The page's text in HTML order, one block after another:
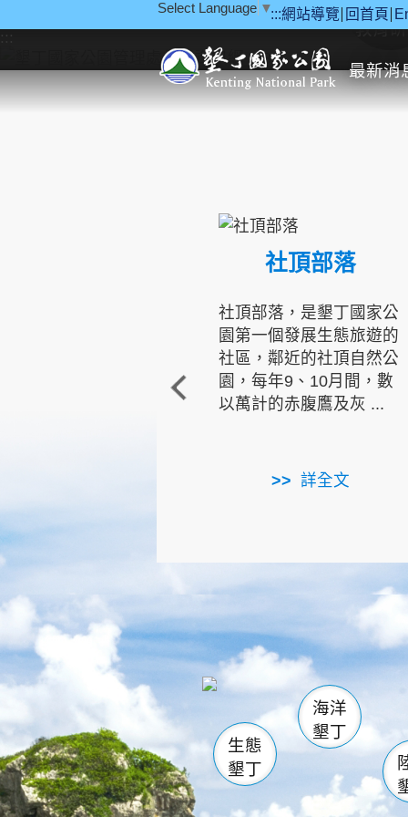
:::網站導覽 回首頁
Select Language ▼
最新消
::: 教育
社頂部落
社頂部落，是墾丁國家公
園第一個發展生態旅遊的
社區，鄰近的社頂自然公
園，每年9、10月間，數
以萬計的赤腹鷹及灰 ...
詳全文
龜山 海生館
恆春
龍鑾潭自
瓊麻館
關山
白砂
生態
墾丁
海洋
墾丁